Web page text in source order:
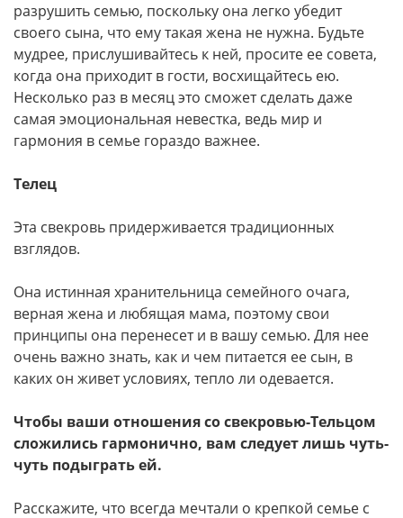
разрушить семью, поскольку она легко убедит
своего сына, что ему такая жена не нужна. Будьте
мудрее, прислушивайтесь к ней, просите ее совета,
когда она приходит в гости, восхищайтесь ею.
Несколько раз в месяц это сможет сделать даже
самая эмоциональная невестка, ведь мир и
гармония в семье гораздо важнее.
Телец
Эта свекровь придерживается традиционных
взглядов.
Она истинная хранительница семейного очага,
верная жена и любящая мама, поэтому свои
принципы она перенесет и в вашу семью. Для нее
очень важно знать, как и чем питается ее сын, в
каких он живет условиях, тепло ли одевается.
Чтобы ваши отношения со свекровью-Тельцом
сложились гармонично, вам следует лишь чуть-
чуть подыграть ей.
Расскажите, что всегда мечтали о крепкой семье с